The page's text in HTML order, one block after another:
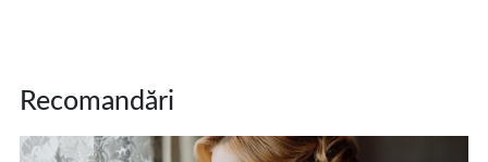
Recomandări